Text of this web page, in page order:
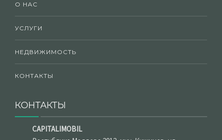
О НАС
УСЛУГИ
НЕДВИЖИМОСТЬ
КОНТАКТЫ
КОНТАКТЫ
CAPITALIMOBIL